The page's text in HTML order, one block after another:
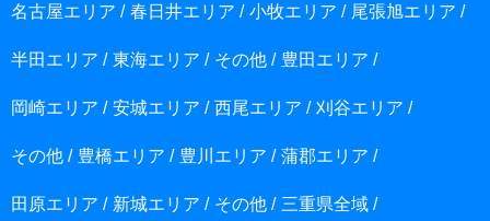
名古屋エリア 春日井エリア 小牧エリア 尾張旭エリア
半田エリア 東海エリア その他 豊田エリア
岡崎エリア 安城エリア 西尾エリア 刈谷エリア
その他 豊橋エリア 豊川エリア 蒲郡エリア
田原エリア 新城エリア その他 三重県全域